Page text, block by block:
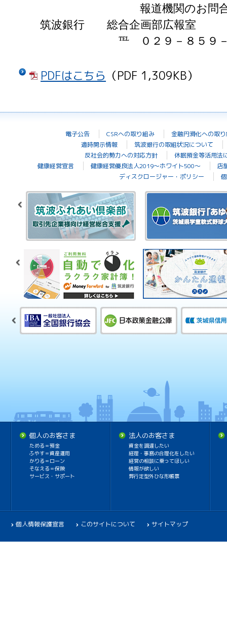
報道機関のお問
筑波銀行 総合企画部広報
℡ ０２９－８５９
PDFはこちら （PDF 1,309KB）
電子公告 CSRへの取り組み
金融円滑化への取
適時開示情報
筑波銀行の取組状況について
反社会的勢力への対応方針
休眠預金等活用法
健康経営宣言
健康経営優良法人2019～ホワイト500～
店
ディスクロージャー・ポリシー
個人のお客さま
ためる＝預金
ふやす＝資産運用
かりる＝ローン
そなえる＝保険
サービス・サポート
法人のお客さま
資金を調達したい
経理・事務の合理化をしたい
経営の相談に乗ってほしい
情報が欲しい
弊行定型外ひな形帳票
個人情報保護宣言 このサイトについて サイトマップ